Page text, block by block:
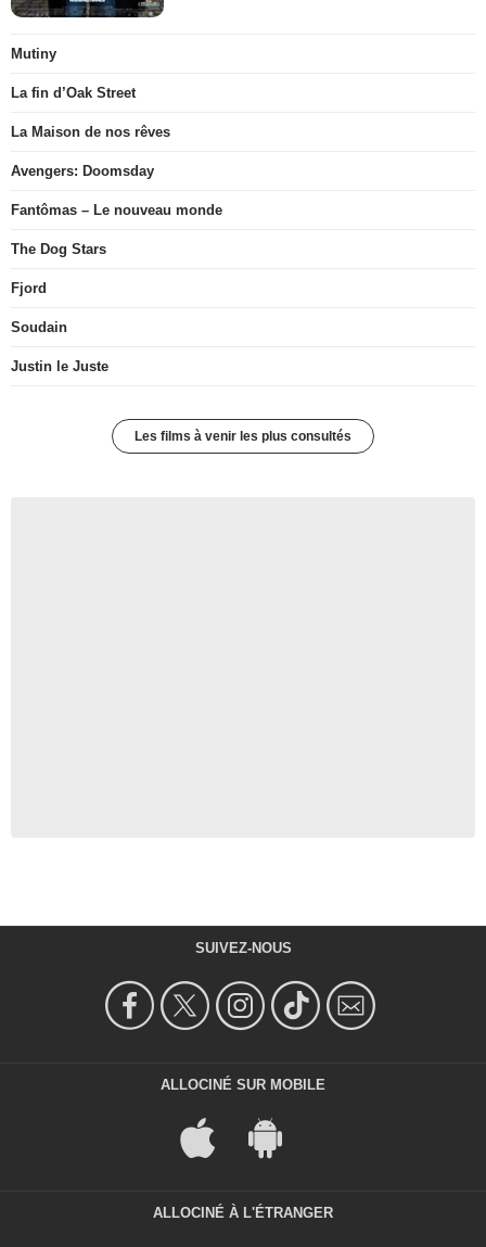
Mutiny
La fin d’Oak Street
La Maison de nos rêves
Avengers: Doomsday
Fantômas – Le nouveau monde
The Dog Stars
Fjord
Soudain
Justin le Juste
Les films à venir les plus consultés
SUIVEZ-NOUS
ALLOCINÉ SUR MOBILE
ALLOCINÉ À L'ÉTRANGER